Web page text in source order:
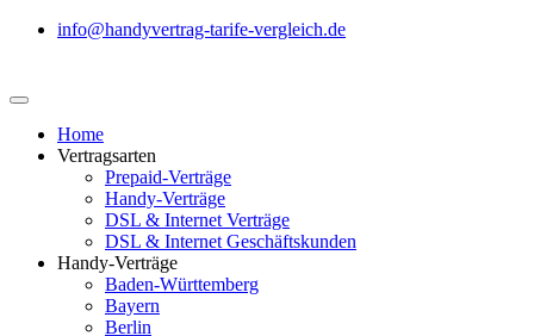
info@handyvertrag-tarife-vergleich.de
Home
Vertragsarten
Prepaid-Verträge
Handy-Verträge
DSL & Internet Verträge
DSL & Internet Geschäftskunden
Handy-Verträge
Baden-Württemberg
Bayern
Berlin